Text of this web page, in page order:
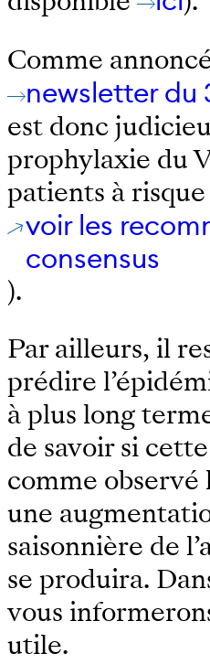
Comme
newsletter du
est donc
prophylaxie du
patients à risque
voir les
consensus
).
Par ailleurs, il
prédire
à plus long
de savoir si
comme observé
une
saisonnière de
se produira.
vous
utile.